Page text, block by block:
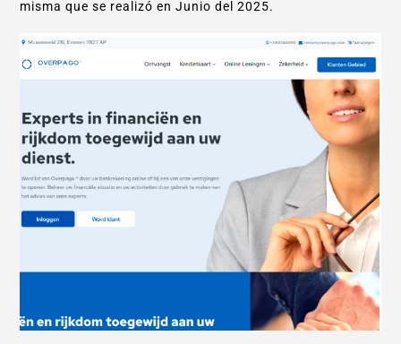
misma que se realizó en Junio del 2025.